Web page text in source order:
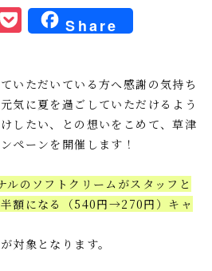
P
o
c
k
e
t
Share
いただいている方へ感謝の気持ち
気に夏を過ごしていただけるよう
したい、との想いをこめて、草津
ペーンを開催します！
ルのソフトクリームがスタッフと
額になる（540円→270円）キャ
対象となります。